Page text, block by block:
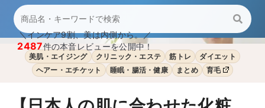
＼インケア9割、美は内側から。／
2487件の本音レビューを公開中！
美肌・エイジング クリニック・エステ 筋トレ
ダイエット
ヘアー・エチケット
睡眠・腸活・健康 まとめ 育毛